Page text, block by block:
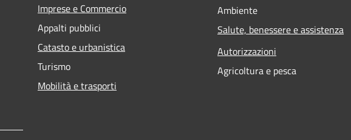
Imprese e Commercio
Appalti pubblici
Catasto e urbanistica
Turismo
Mobilità e trasporti
Ambiente
Salute, benessere e assistenza
Autorizzazioni
Agricoltura e pesca